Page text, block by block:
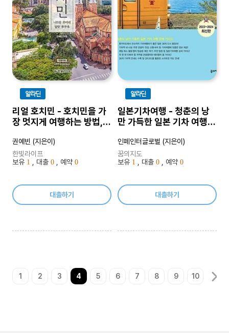
알라딘
리얼 호치민 - 호치민을 가
장 멋지게 여행하는 방법,
권예빈 (지은이)
한빛라이프
보유 1 , 대출 0 , 예약 0
대출하기
알라딘
일본기차여행 - 청춘의 낭
만 가득한 일본 기차 여행
2024 최신판
인페인터글로벌 (지은이)
꿈의지도
보유 1 , 대출 0 , 예약 0
대출하기
1 2 3 4 5 6 7 8 9 10